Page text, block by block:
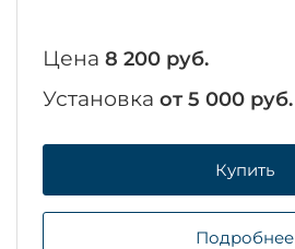
Цена 8 200 руб.
Установка от 5 000 руб.
Купить
Подробнее